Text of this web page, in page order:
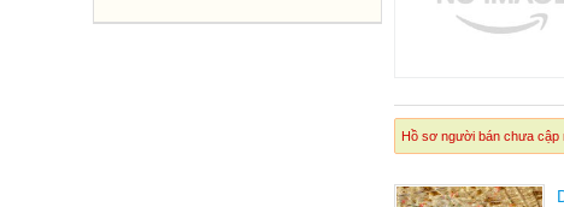
Hồ sơ người bán chưa cập